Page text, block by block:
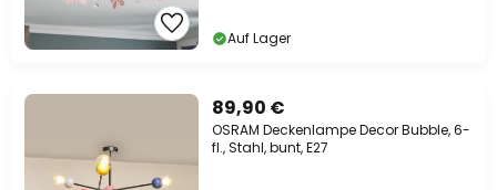
Auf Lager
89,90 €
OSRAM Deckenlampe Decor Bubble, 6-
fl., Stahl, bunt, E27